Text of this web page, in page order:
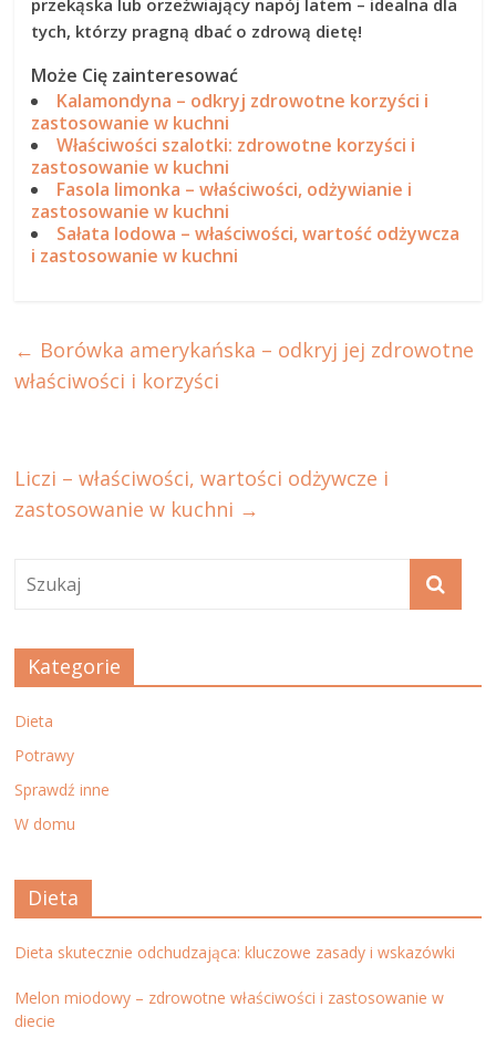
tych, którzy pragną dbać o zdrową dietę!
Może Cię zainteresować
Kalamondyna – odkryj zdrowotne korzyści i
zastosowanie w kuchni
Właściwości szalotki: zdrowotne korzyści i
zastosowanie w kuchni
Fasola limonka – właściwości, odżywianie i
zastosowanie w kuchni
Sałata lodowa – właściwości, wartość odżywcza
i zastosowanie w kuchni
← Borówka amerykańska – odkryj jej zdrowotne
właściwości i korzyści
Liczi – właściwości, wartości odżywcze i
zastosowanie w kuchni →
Kategorie
Dieta
Potrawy
Sprawdź inne
W domu
Dieta
Dieta skutecznie odchudzająca: kluczowe zasady i wskazówki
Melon miodowy – zdrowotne właściwości i zastosowanie w
diecie